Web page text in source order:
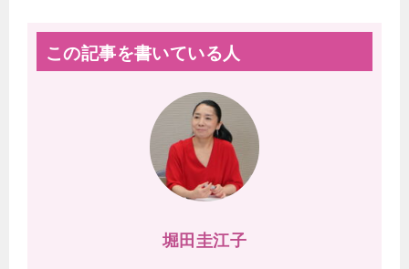
この記事を書いている人
堀田圭江子